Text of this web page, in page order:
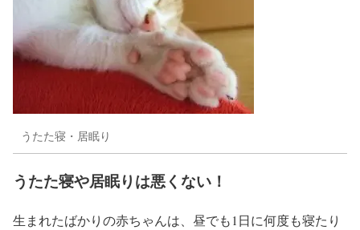
うたた寝・居眠り
うたた寝や居眠りは悪くない！
生まれたばかりの赤ちゃんは、昼でも1日に何度も寝たり